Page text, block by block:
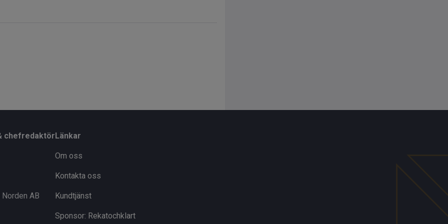
chefredaktör
AB
Länkar
Om oss
Kontakta oss
Kundtjänst
Sponsor: Rekatochklart